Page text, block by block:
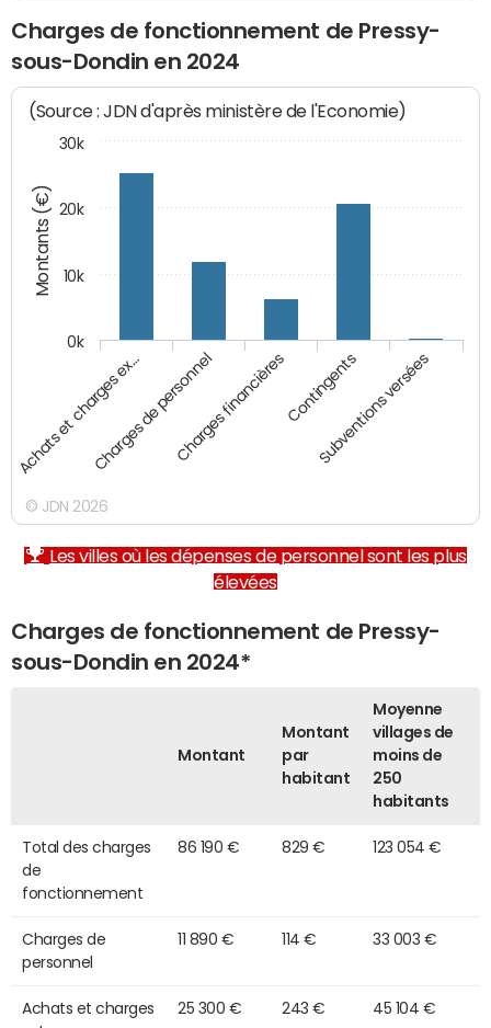
Charges de fonctionnement de Pressy-
sous-Dondin en 2024
Montants (€)
(Source : JDN d'après ministère de l'Economie)
Achats et charges ex…Charges de personnelCharges financièresContingents
Subventions versées
0k
10k
20k
30k
© JDN 2026
Les villes où les dépenses de personnel sont les plus
élevées
Charges de fonctionnement de Pressy-
sous-Dondin en 2024*
Montant
Montant
par
habitant
Moyenne
villages de
moins de
250
habitants
Total des charges
de
fonctionnement
86 190 € 829 € 123 054 €
Charges de
personnel
11 890 € 114 € 33 003 €
Achats et charges
25 300 € 243 € 45 104 €